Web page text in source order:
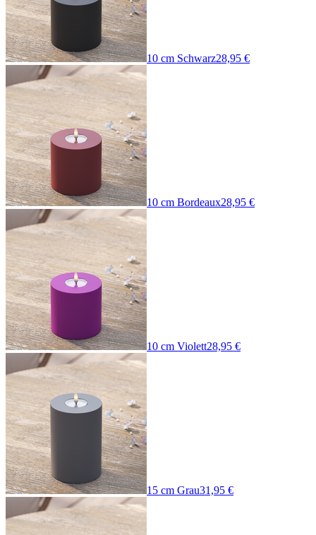
10 cm Schwarz28,95 €
10 cm Bordeaux28,95 €
10 cm Violett28,95 €
15 cm Grau31,95 €